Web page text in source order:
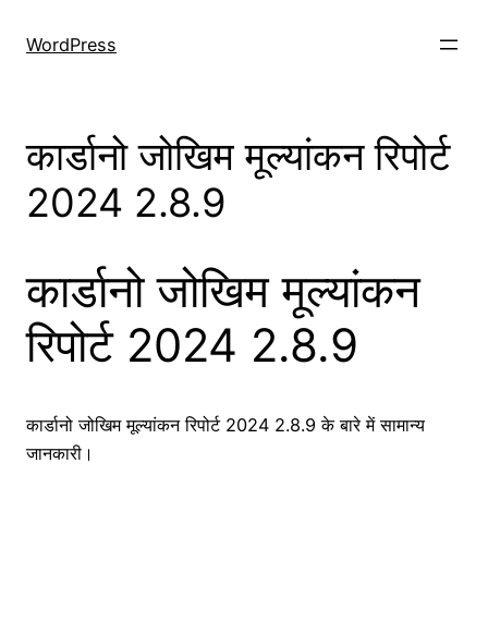
WordPress
कार्डानो जोखिम मूल्यांकन रिपोर्ट
2024 2.8.9
कार्डानो जोखिम मूल्यांकन
रिपोर्ट 2024 2.8.9
कार्डानो जोखिम मूल्यांकन रिपोर्ट 2024 2.8.9 के बारे में सामान्य
जानकारी।